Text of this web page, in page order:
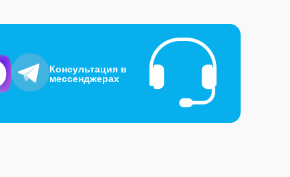
Консультация в
мессенджерах